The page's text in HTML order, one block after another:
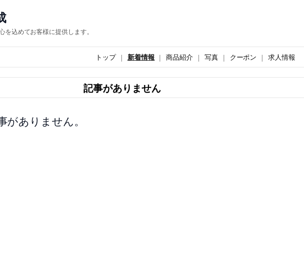
を込めてお客様に提供します。
トップ 新着情報 商品紹介 写真 クーポン 求人情報
記事がありません
がありません。